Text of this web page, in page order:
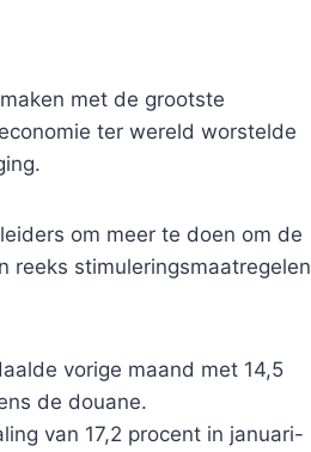
met de grootste
ter wereld worstelde
om meer te doen om de
reeks stimuleringsmaatregelen
vorige maand met 14,5
de douane.
van 17,2 procent in januari-